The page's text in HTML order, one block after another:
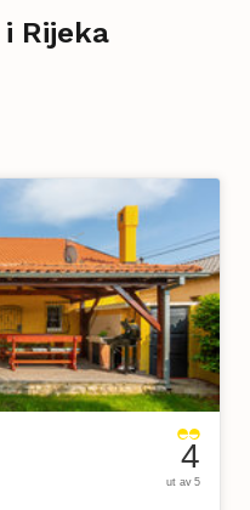
Rijeka
4
ut av 5